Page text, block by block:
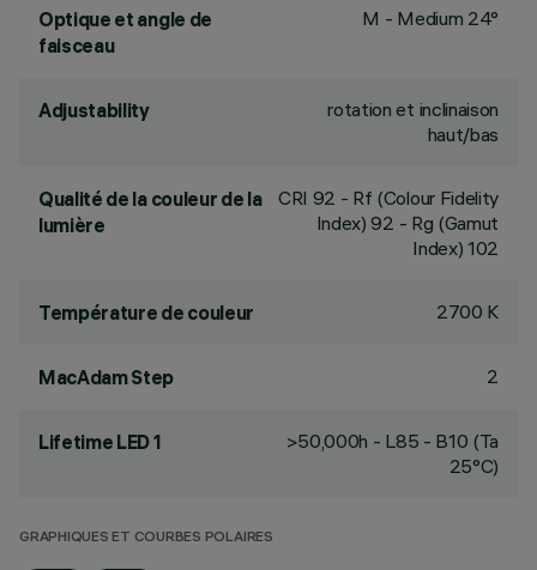
Optique et angle de
faisceau
M - Medium 24°
Adjustability
rotation et inclinaison
haut/bas
Qualité de la couleur de la
lumière
CRI 92 - Rf (Colour Fidelity
Index) 92 - Rg (Gamut
Index) 102
Température de couleur 2700 K
MacAdam Step 2
Lifetime LED 1
>50,000h - L85 - B10 (Ta
25°C)
GRAPHIQUES ET COURBES POLAIRES